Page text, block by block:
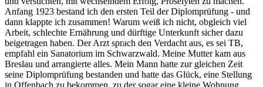
Anfang 1923 bestand ich den ersten Teil der Diplomprüfung - und
dann klappte ich zusammen! Warum weiß ich nicht, obgleich viel
Arbeit, schlechte Ernährung und dürftige Unterkunft sicher dazu
beigetragen haben. Der Arzt sprach den Verdacht aus, es sei TB,
empfahl ein Sanatorium im Schwarzwald. Meine Mutter kam aus
Breslau und arrangierte alles. Mein Mann hatte zur gleichen Zeit
seine Diplomprüfung bestanden und hatte das Glück, eine Stellung
in Offenbach zu bekommen, zu der sogar eine kleine Wohnung